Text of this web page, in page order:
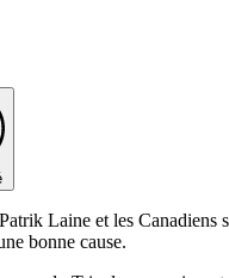
Laine et les Canadiens
bonne cause.